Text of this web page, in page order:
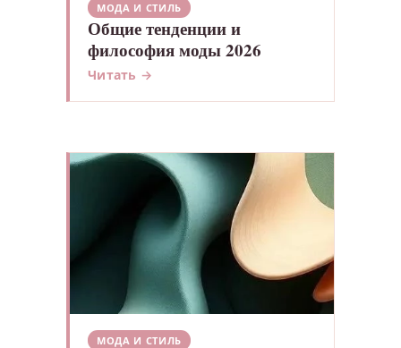
МОДА И СТИЛЬ
Общие тенденции и
философия моды 2026
Читать →
МОДА И СТИЛЬ